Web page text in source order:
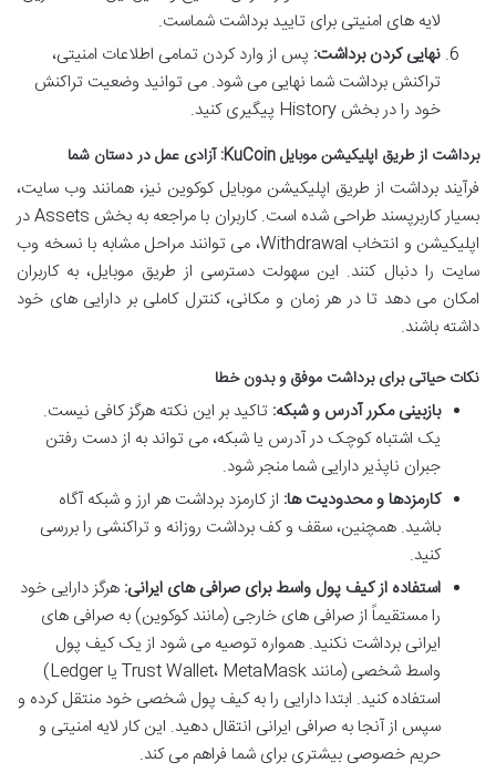
لایه های امنیتی برای تایید برداشت شماست.
نهایی کردن برداشت: پس از وارد کردن تمامی اطلاعات امنیتی،
تراکنش برداشت شما نهایی می شود. می توانید وضعیت تراکنش
خود را در بخش History پیگیری کنید.
برداشت از طریق اپلیکیشن موبایل KuCoin: آزادی عمل در دستان شما
فرآیند برداشت از طریق اپلیکیشن موبایل کوکوین نیز، همانند وب سایت،
بسیار کاربرپسند طراحی شده است. کاربران با مراجعه به بخش Assets در
اپلیکیشن و انتخاب Withdrawal، می توانند مراحل مشابه با نسخه وب
سایت را دنبال کنند. این سهولت دسترسی از طریق موبایل، به کاربران
امکان می دهد تا در هر زمان و مکانی، کنترل کاملی بر دارایی های خود
داشته باشند.
نکات حیاتی برای برداشت موفق و بدون خطا
بازبینی مکرر آدرس و شبکه: تاکید بر این نکته هرگز کافی نیست.
یک اشتباه کوچک در آدرس یا شبکه، می تواند به از دست رفتن
جبران ناپذیر دارایی شما منجر شود.
کارمزدها و محدودیت ها: از کارمزد برداشت هر ارز و شبکه آگاه
باشید. همچنین، سقف و کف برداشت روزانه و تراکنشی را بررسی
کنید.
استفاده از کیف پول واسط برای صرافی های ایرانی: هرگز دارایی خود
را مستقیماً از صرافی های خارجی (مانند کوکوین) به صرافی های
ایرانی برداشت نکنید. همواره توصیه می شود از یک کیف پول
واسط شخصی (مانند Trust Wallet، MetaMask یا Ledger)
استفاده کنید. ابتدا دارایی را به کیف پول شخصی خود منتقل کرده و
سپس از آنجا به صرافی ایرانی انتقال دهید. این کار لایه امنیتی و
حریم خصوصی بیشتری برای شما فراهم می کند.